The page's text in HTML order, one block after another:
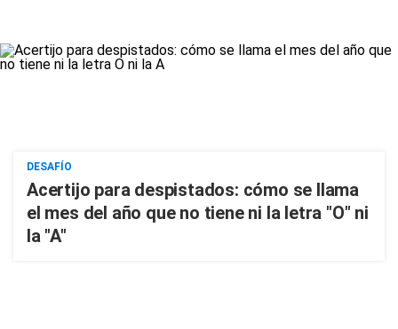
DESAFÍO
Acertijo para despistados: cómo se llama
el mes del año que no tiene ni la letra "O" ni
la "A"